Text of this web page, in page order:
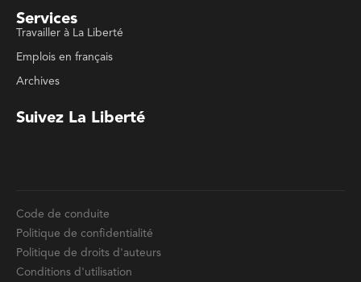
Suivez La Liberté